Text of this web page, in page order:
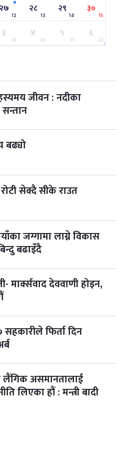
७ महिना बाँकी
७ महिना बाँकी
२७
12
२८
13
२९
14
३०
15
३
19
४
20
५
21
६
22
जीवन : नदीका
बढ्यो
सेक्दै सीके राउत
जग्गामा लाग्ने विकास
बढाइँदै
मार्क्सवाद देववाणी होइन,
फिर्ता दिन
लैंगिक असमानतालाई
लिएका हौं : मन्त्री बादी